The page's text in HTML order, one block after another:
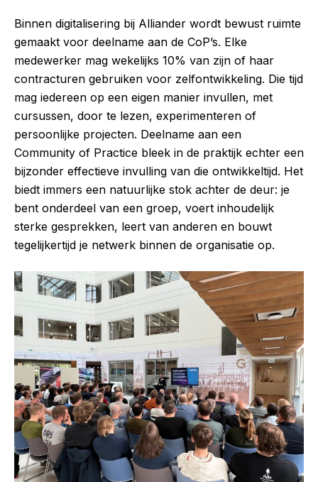
Binnen digitalisering bij Alliander wordt bewust ruimte
gemaakt voor deelname aan de CoP’s. Elke
medewerker mag wekelijks 10% van zijn of haar
contracturen gebruiken voor zelfontwikkeling. Die tijd
mag iedereen op een eigen manier invullen, met
cursussen, door te lezen, experimenteren of
persoonlijke projecten. Deelname aan een
Community of Practice bleek in de praktijk echter een
bijzonder effectieve invulling van die ontwikkeltijd. Het
biedt immers een natuurlijke stok achter de deur: je
bent onderdeel van een groep, voert inhoudelijk
sterke gesprekken, leert van anderen en bouwt
tegelijkertijd je netwerk binnen de organisatie op.